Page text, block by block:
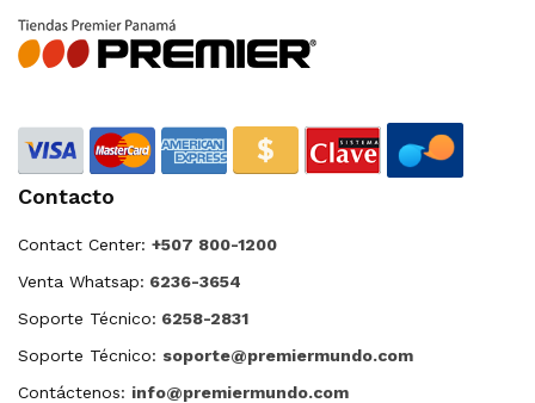
Contacto
Contact Center: +507 800-1200
Venta Whatsap: 6236-3654
Soporte Técnico: 6258-2831
Soporte Técnico: soporte@premiermundo.com
Contáctenos: info@premiermundo.com